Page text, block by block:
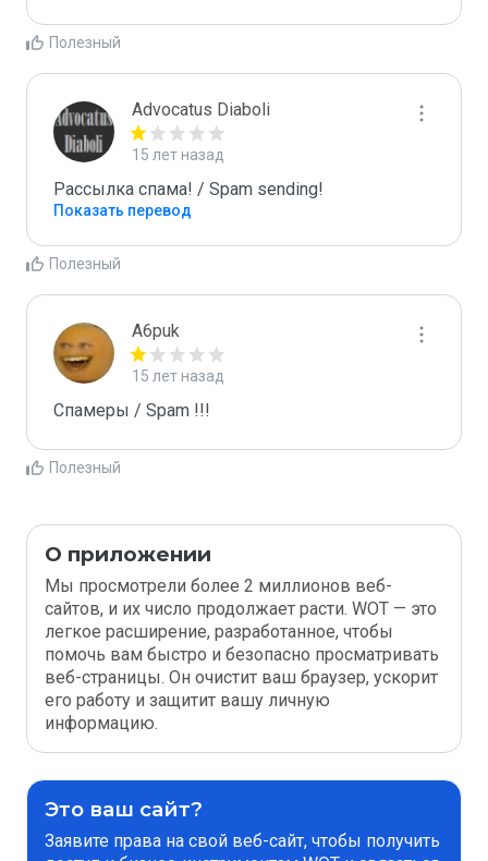
Полезный
Advocatus Diaboli
15 лет назад
Рассылка спама! / Spam sending!
Показать перевод
Полезный
A6puk
15 лет назад
Спамеры / Spam !!!
Полезный
О приложении
Мы просмотрели более 2 миллионов веб-
сайтов, и их число продолжает расти. WOT — это
легкое расширение, разработанное, чтобы
помочь вам быстро и безопасно просматривать
веб-страницы. Он очистит ваш браузер, ускорит
его работу и защитит вашу личную
информацию.
Это ваш сайт?
Заявите права на свой веб-сайт, чтобы получить